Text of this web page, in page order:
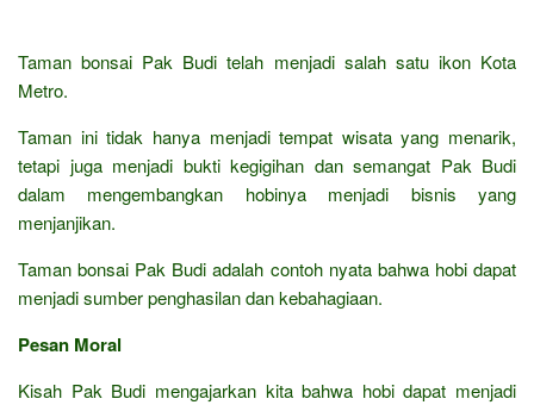
Taman bonsai Pak Budi telah menjadi salah satu ikon Kota
Metro.
Taman ini tidak hanya menjadi tempat wisata yang menarik,
tetapi juga menjadi bukti kegigihan dan semangat Pak Budi
dalam mengembangkan hobinya menjadi bisnis yang
menjanjikan.
Taman bonsai Pak Budi adalah contoh nyata bahwa hobi dapat
menjadi sumber penghasilan dan kebahagiaan.
Pesan Moral
Kisah Pak Budi mengajarkan kita bahwa hobi dapat menjadi